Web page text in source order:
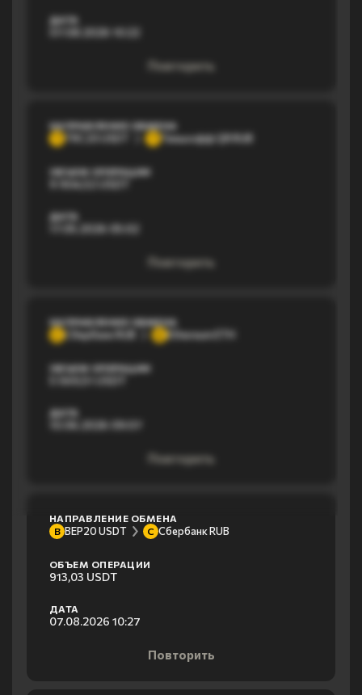
ДАТА
07.08.2026 10:22
Повторить
НАПРАВЛЕНИЕ ОБМЕНА
T
Тинькофф QR RUB
ОБЪЕМ ОПЕРАЦИИ
ДАТА
17.05.2026 05:02
Повторить
НАПРАВЛЕНИЕ ОБМЕНА
Сбербанк RUB Ethereum ETH
ОБЪЕМ ОПЕРАЦИИ
ДАТА
10.06.2026 09:07
Повторить
НАПРАВЛЕНИЕ ОБМЕНА
B BEP20 USDT С Сбербанк RUB
ОБЪЕМ ОПЕРАЦИИ
913,03 USDT
ДАТА
07.08.2026 10:27
Повторить